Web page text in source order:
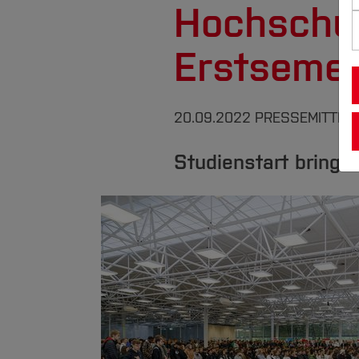
20.09.2022
Studienstart bringt